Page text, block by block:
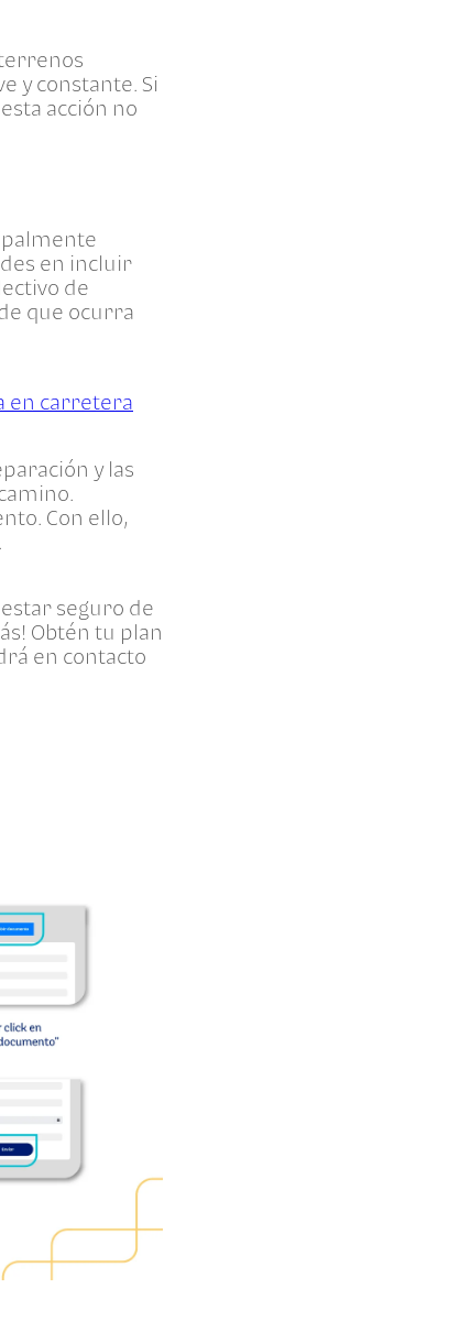
y constante. Si
acción no
en incluir
de
que ocurra
en carretera
y las
Con ello,
seguro de
Obtén tu plan
en contacto